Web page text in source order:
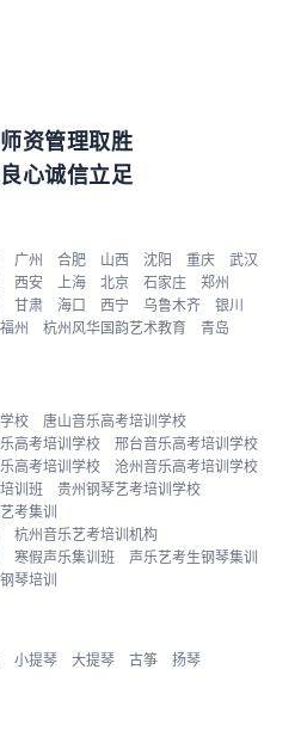
资管理取胜
心诚信立足
广州 合肥 山西 沈阳 重庆
武汉
西安 上海 北京 石家庄
郑州
甘肃 海口 西宁 乌鲁木齐
银川
福州 杭州风华国韵艺术教育
青岛
校
唐山音乐高考培训学校
高考培训学校
邢台音乐高考培训学校
高考培训学校
沧州音乐高考培训学校
训班
贵州钢琴艺考培训学校
考集训
杭州音乐艺考培训机构
寒假声乐集训班
声乐艺考生钢琴集训
钢琴培训
小提琴 大提琴 古筝 扬琴